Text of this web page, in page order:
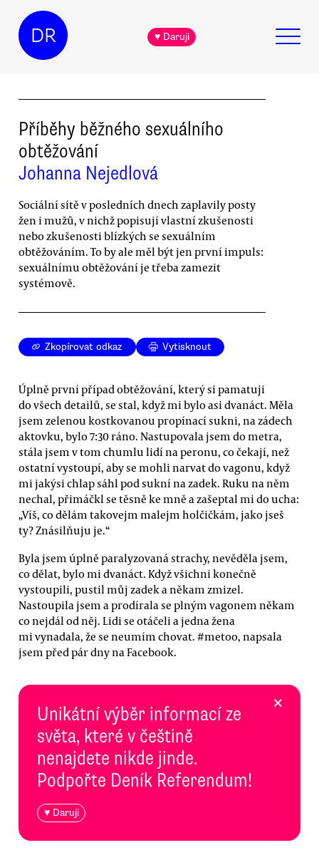
DR ♥ Daruji
Příběhy běžného sexuálního
obtěžování
Johanna Nejedlová
Sociální sítě v posledních dnech zaplavily posty
žen i mužů, v nichž popisují vlastní zkušenosti
nebo zkušenosti blízkých se sexuálním
obtěžováním. To by ale měl být jen první impuls:
sexuálnímu obtěžování je třeba zamezit
systémově.
Zkopírovat odkaz Vytisknout
Úplně první případ obtěžování, který si pamatuji
do všech detailů, se stal, když mi bylo asi dvanáct. Měla
jsem zelenou kostkovanou propínací sukni, na zádech
aktovku, bylo 7:30 ráno. Nastupovala jsem do metra,
stála jsem v tom chumlu lidí na peronu, co čekají, než
ostatní vystoupí, aby se mohli narvat do vagonu, když
mi jakýsi chlap sáhl pod sukní na zadek. Ruku na něm
nechal, přimáčkl se těsně ke mně a zašeptal mi do ucha:
„Víš, co dělám takovejm malejm holčičkám, jako jseš
ty? Znásilňuju je.“
Byla jsem úplně paralyzovaná strachy, nevěděla jsem,
co dělat, bylo mi dvanáct. Když všichni konečně
vystoupili, pustil můj zadek a někam zmizel.
Nastoupila jsem a prodírala se plným vagonem někam
co nejdál od něj. Lidi se otáčeli a jedna žena
mi vynadala, že se neumím chovat. #metoo, napsala
jsem před pár dny na Facebook.
Unikátní výběr informací ze
světa, které v češtině
nenajdete nikde jinde.
Podpořte Deník Referendum!
♥ Daruji
×